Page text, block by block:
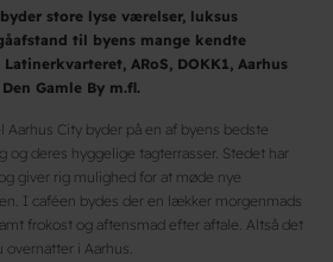
store lyse værelser, luksus
til byens mange kendte
ARoS, DOKK1, Aarhus
Gamle By m.fl.
Aarhus City byder på en af byens bedste
og deres hyggelige tagterrasser. Stedet har
giver rig mulighed for at møde nye
I caféen bydes der en lækker morgenmads
frokost og aftensmad efter aftale. Altså det
i Aarhus.